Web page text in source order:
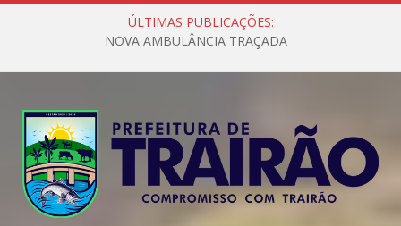
ÚLTIMAS PUBLICAÇÕES:
NOVA AMBULÂNCIA TRAÇADA